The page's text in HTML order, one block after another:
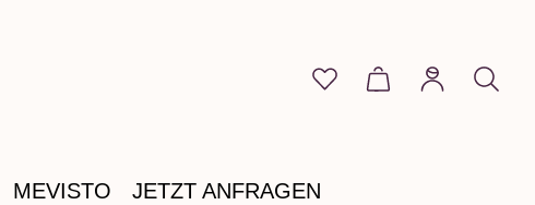
Du hast 0 Produkte auf
Warenkorb
MEVISTO JETZT ANFRAGEN